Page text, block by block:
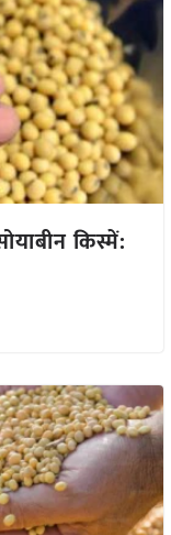
किस्में: